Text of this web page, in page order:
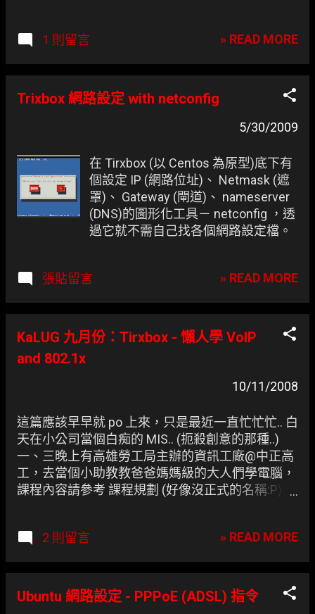
開機甭輸入密碼again 一文可讓 dsl-up 免密碼執
固定使用 PPPoE...
9.10 出來時再好好玩一遍囉。
1 則留言 » READ MORE
Trixbox 網路設定 with netconfig
5/30/2009
在 Tirxbox (以 Centos 為原型)底下有
個設定 IP (網路位址)、 Netmask (遮
罩)、 Gateway (閘道)、 nameserver
(DNS)的圖形化工具－ netconfig ，透
過它就不需自己找各個網路設定檔。
張貼留言 » READ MORE
KaLUG 九月份：Tirxbox - 懶人學 VoIP
and 802.1x
10/11/2008
這篇應該早早就 po 上來，只是最近一直忙忙忙.. 白
天在小公司當個白痴的 MIS.. (扼殺創意的那種..)
一、三晚上有高雄勞工局主辦的資訊工廠@中正高
工，去當個小助教教爸爸媽媽級的大人們學電腦，
課程內容請參考 課程規劃 (好像沒正式的名稱:P) ，
高應大找 lightwind 那位苦命的 CCNA 社長討論社
KaLUG 分享 topic，有點小怯場，不過這是凍仁與
同學們的畢業專題，能跟 Open Source 扯上邊真是
2 則留言 » READ MORE
Ubuntu 網路設定 - PPPoE (ADSL) 指令